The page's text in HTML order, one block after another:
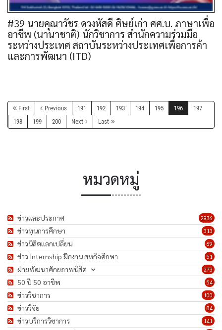
#39 นายคุณาวัชร ดวงหัสดี ศิษย์เก่า ศศ.บ. ภาษาเพื่อ
อาชีพ (นานาชาติ) นักวิชาการ สำนักความร่วมมือ
ระหว่างประเทศ สถาบันระหว่างประเทศเพื่อการค้า
และการพัฒนา (ITD)
First Previous 191 192 193 194 195 196
197
198
199 200 Next Last
หมวดหมู่
2936
ข่าวและประกาศ
313
ข่าวทุนการศึกษา
69
ข่าวนิสิตแลกเปลี่ยน
51
ข่าว Internship ฝึกงาน สหกิจศึกษา
273
ฝ่ายพัฒนาศักยภาพนิสิต
54
50 ปี 50 อาชีพ
100
ข่าววิชาการ
84
ข่าววิจัย
141
ข่าวบริการวิชาการ